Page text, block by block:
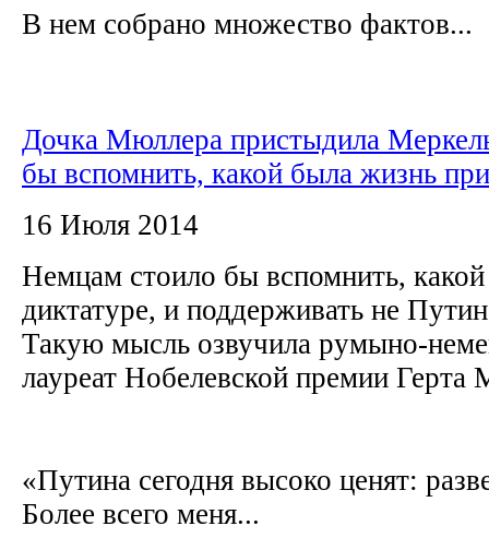
В нем собрано множество фактов...
Дочка Мюллера пристыдила
бы вспомнить, какой была жизнь
16 Июля 2014
Немцам стоило бы вспомнить,
диктатуре, и поддерживать не
Такую мысль озвучила румыно-
лауреат Нобелевской премии
«Путина сегодня высоко ценят:
Более всего меня...